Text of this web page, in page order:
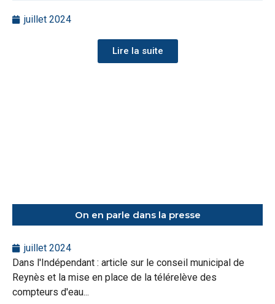
juillet 2024
Lire la suite
On en parle dans la presse
juillet 2024
Dans l'Indépendant : article sur le conseil municipal de
Reynès et la mise en place de la télérelève des
compteurs d'eau...